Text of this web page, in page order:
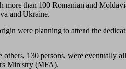
than 100 Romanian and
and Ukraine.
were planning to attend the
130 persons, were
Ministry (MFA).